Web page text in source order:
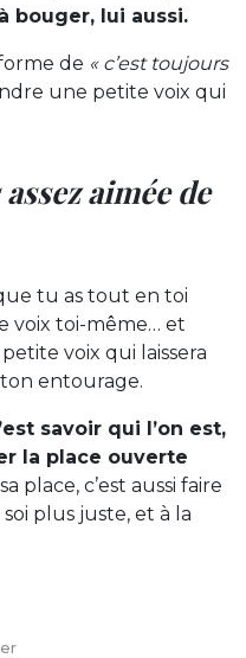
bouger, lui aussi.
de « c’est toujours
une petite voix qui
aimée de
tu as tout en toi
voix toi-même… et
voix qui laissera
entourage.
savoir qui l’on est,
la place ouverte
place, c’est aussi faire
plus juste, et à la